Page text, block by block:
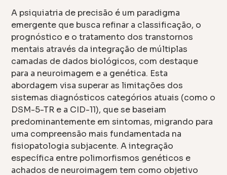
A psiquiatria de precisão é um paradigma
emergente que busca refinar a classificação, o
prognóstico e o tratamento dos transtornos
mentais através da integração de múltiplas
camadas de dados biológicos, com destaque
para a neuroimagem e a genética. Esta
abordagem visa superar as limitações dos
sistemas diagnósticos categórios atuais (como o
DSM-5-TR e a CID-11), que se baseiam
predominantemente em sintomas, migrando para
uma compreensão mais fundamentada na
fisiopatologia subjacente. A integração
específica entre polimorfismos genéticos e
achados de neuroimagem tem como objetivo